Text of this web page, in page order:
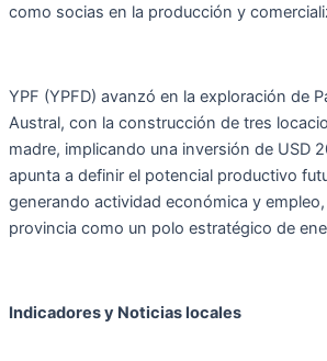
como socias en la producción y
YPF (YPFD) avanzó en la exploración de
Austral, con la construcción de tres
madre, implicando una inversión de USD
apunta a definir el potencial productivo
generando actividad económica y
provincia como un polo estratégico de
Indicadores y Noticias locales